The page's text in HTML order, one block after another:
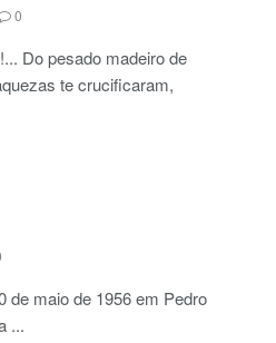
0
Do pesado madeiro de
te crucificaram,
de maio de 1956 em Pedro
...